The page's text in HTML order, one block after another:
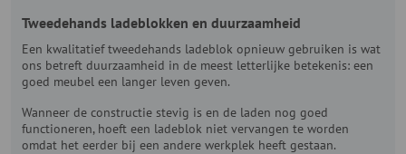
Tweedehands ladeblokken en duurzaamheid
Een kwalitatief tweedehands ladeblok opnieuw gebruiken is wat
ons betreft duurzaamheid in de meest letterlijke betekenis: een
goed meubel een langer leven geven.
Wanneer de constructie stevig is en de laden nog goed
functioneren, hoeft een ladeblok niet vervangen te worden
omdat het eerder bij een andere werkplek heeft gestaan.